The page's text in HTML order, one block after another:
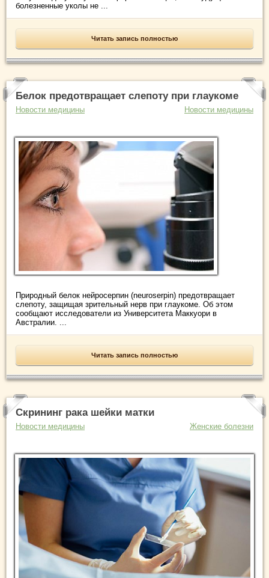
болезненные уколы не ...
Читать запись полностью
Белок предотвращает слепоту при глаукоме
Новости медицины Новости медицины
Природный белок нейросерпин (neuroserpin) предотвращает
слепоту, защищая зрительный нерв при глаукоме. Об этом
сообщают исследователи из Университета Маккуори в
Австралии. ...
Читать запись полностью
Скрининг рака шейки матки
Новости медицины Женские болезни